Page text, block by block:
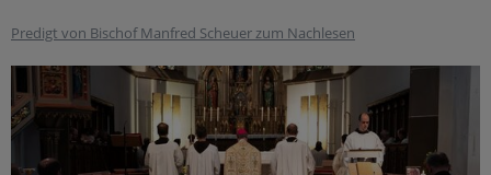
Predigt von Bischof Manfred Scheuer zum Nachlesen